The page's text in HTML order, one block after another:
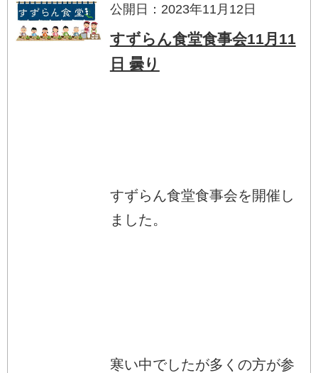
公開日：2023年11月12日
すずらん食堂食事会11月11
日 曇り
すずらん食堂食事会を開催し
ました。
寒い中でしたが多くの方が参